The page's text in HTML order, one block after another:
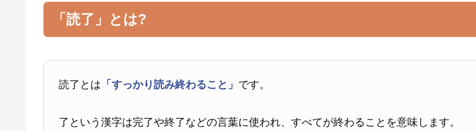
「読了」とは?
読了とは 「すっかり読み終わること」 です。
了という漢字は完了や終了などの言葉に使われ、すべてが終わることを意味します。